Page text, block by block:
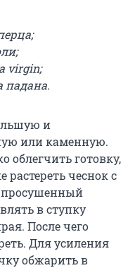
virgin;
падана.
и
или каменную.
облегчить готовку,
растереть чеснок с
в ступку
После чего
Для усиления
обжарить в